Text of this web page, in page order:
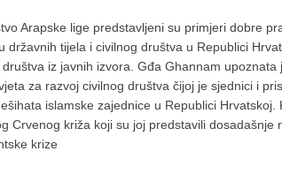
Arapske lige predstavljeni su primjeri dobre
tijela i civilnog društva u Republici
iz javnih izvora. Gđa Ghannam upoznata
za razvoj civilnog društva čijoj je sjednici i
islamske zajednice u Republici Hrvatskoj.
Crvenog križa koji su joj predstavili dosadašnje
krize